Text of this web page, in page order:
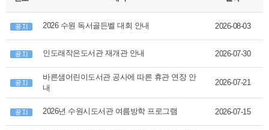
2026 수원 독서골든벨 대회 안내 2026-08-03
인도래작은도서관 재개관 안내 2026-07-30
바른샘어린이도서관 공사에 따른 휴관 연장 안
내
2026-07-21
2026년 수원시도서관 여름방학 프로그램 2026-07-15